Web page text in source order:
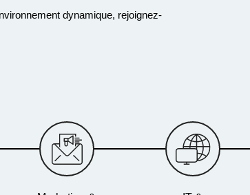
dynamique, rejoignez-